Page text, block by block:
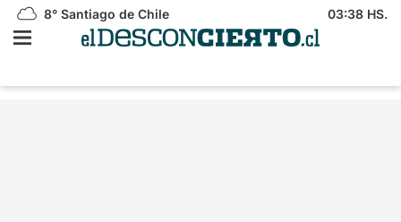
8° Santiago de Chile 03:38 HS.